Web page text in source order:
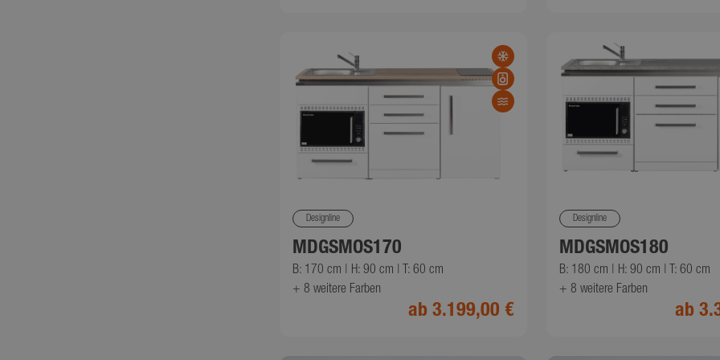
Designline
MDGSMOS170
B: 170 cm | H: 90 cm | T: 60 cm
+ 8 weitere Farben
ab 3.199,00 €
Designline
MDGSMOS180
B: 180 cm | H: 90 cm | T: 60 cm
+ 8 weitere Farben
ab
.minikuechen.de
Dieses Cookie wird von Doubleclick
enthält Informationen darüber, wie der
die Website nutzt, sowie über Werbung,
Endbenutzer möglicherweise vor dem